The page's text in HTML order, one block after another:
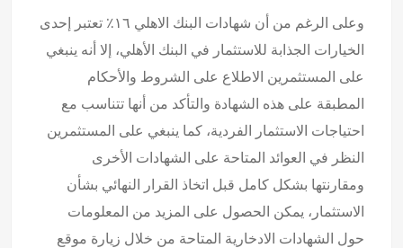
وعلى الرغم من أن شهادات البنك الاهلي ١٦٪ تعتبر إحدى
الخيارات الجذابة للاستثمار في البنك الأهلي، إلا أنه ينبغي
على المستثمرين الاطلاع على الشروط والأحكام
المطبقة على هذه الشهادة والتأكد من أنها تتناسب مع
احتياجات الاستثمار الفردية، كما ينبغي على المستثمرين
النظر في العوائد المتاحة على الشهادات الأخرى
ومقارنتها بشكل كامل قبل اتخاذ القرار النهائي بشأن
الاستثمار، يمكن الحصول على المزيد من المعلومات
حول الشهادات الادخارية المتاحة من خلال زيارة موقع